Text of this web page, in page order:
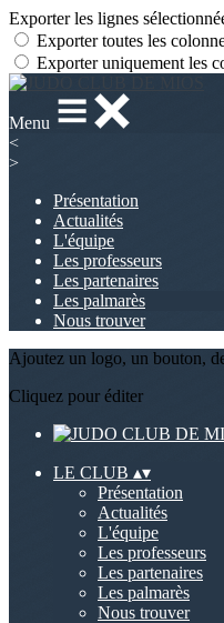
Exporter les lignes
Exporter toutes les
Exporter uniquement les
Menu
<
>
Présentation
Actualités
L'équipe
Les professeurs
Les partenaires
Les palmarès
Nous trouver
Ajoutez un logo, un bouton,
Cliquez pour éditer
LE CLUB ▴▾
Présentation
Actualités
L'équipe
Les professeurs
Les partenaires
Les palmarès
Nous trouver